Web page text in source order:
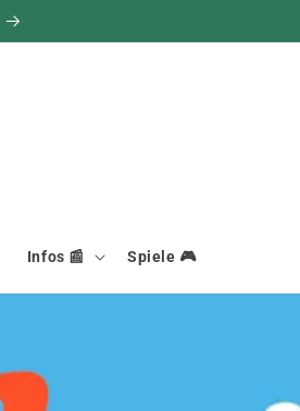
Infos 📰 Spiele 🎮